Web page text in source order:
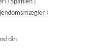
i
din